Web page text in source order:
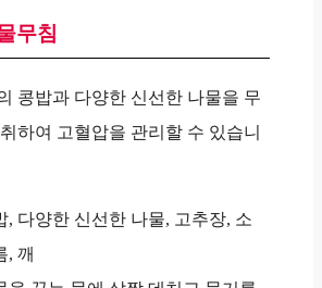
무침
콩밥과 다양한 신선한 나물을 무
하여 고혈압을 관리할 수 있습니
, 다양한 신선한 나물, 고추장, 소
, 깨